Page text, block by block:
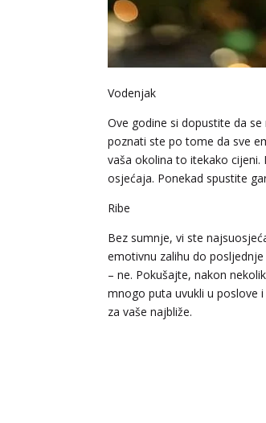
Vodenjak
Ove godine si dopustite da
poznati ste po tome da sve
vaša okolina to itekako cijeni.
osjećaja. Ponekad spustite
Ribe
Bez sumnje, vi ste
emotivnu zalihu do
– ne. Pokušajte, nakon
mnogo puta uvukli u poslove
za vaše najbliže.